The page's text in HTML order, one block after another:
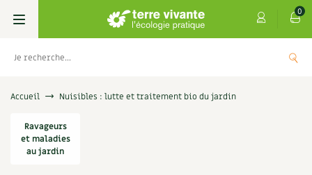
0
Livres
Permaculture, Jardin bio
Potager
Les 4 saisons
Accueil Nuisibles : lutte et traitement bio du jardin
Ravageurs
et maladies
au jardin